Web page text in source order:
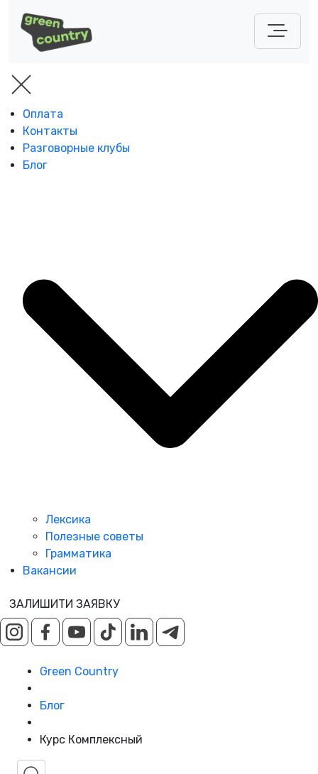
Оплата
Контакты
Разговорные клубы
Блог
Лексика
Полезные советы
Грамматика
Вакансии
ЗАЛИШИТИ ЗАЯВКУ
Green Country
Блог
Курс Комплексный